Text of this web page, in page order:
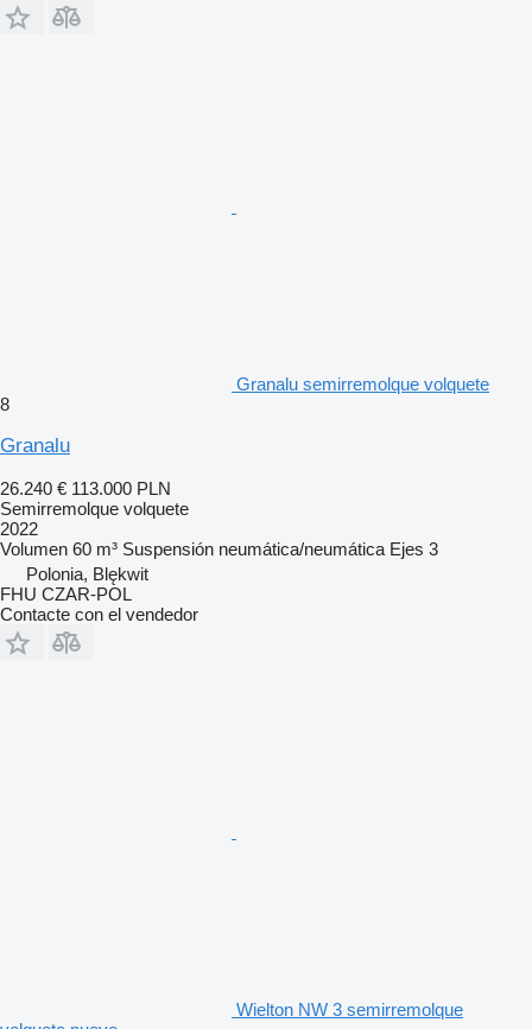
Granalu semirremolque volquete
8
Granalu
26.240 € 113.000 PLN
Semirremolque volquete
2022
Volumen 60 m³ Suspensión neumática/neumática Ejes 3
Polonia, Blękwit
FHU CZAR-POL
Contacte con el vendedor
Wielton NW 3 semirremolque